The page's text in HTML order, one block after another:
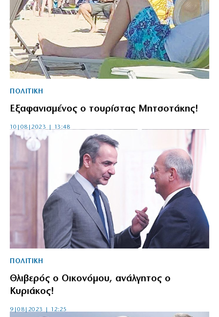
ΠΟΛΙΤΙΚΗ
Εξαφανισμένος ο τουρίστας Μητσοτάκης!
10|08|2023 | 13:48
ΠΟΛΙΤΙΚΗ
Θλιβερός ο Οικονόμου, ανάλγητος ο
Κυριάκος!
9|08|2023 | 12:25